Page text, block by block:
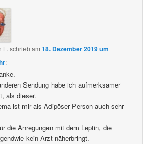
L.schriebam18. Dezember 2019 um
:
Sendung habe ich aufmerksamer
als dieser.
ist mir als Adipöser Person auch sehr
die Anregungen mit dem Leptin, die
kein Arzt näherbringt.